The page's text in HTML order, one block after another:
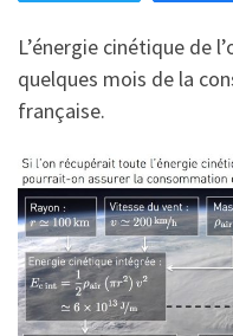
L’énergie cinétique de
quelques mois de la
française.